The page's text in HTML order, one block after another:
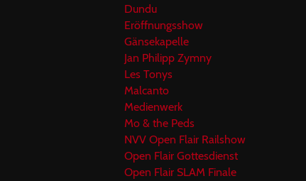
Dundu
Eröffnungsshow
Gänsekapelle
Jan Philipp Zymny
Les Tonys
Malcanto
Medienwerk
Mo & the Peds
NVV Open Flair Railshow
Open Flair Gottesdienst
Open Flair SLAM Finale